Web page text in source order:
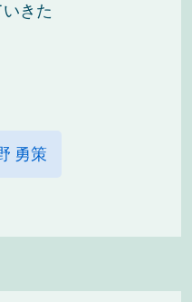
きた
勇策